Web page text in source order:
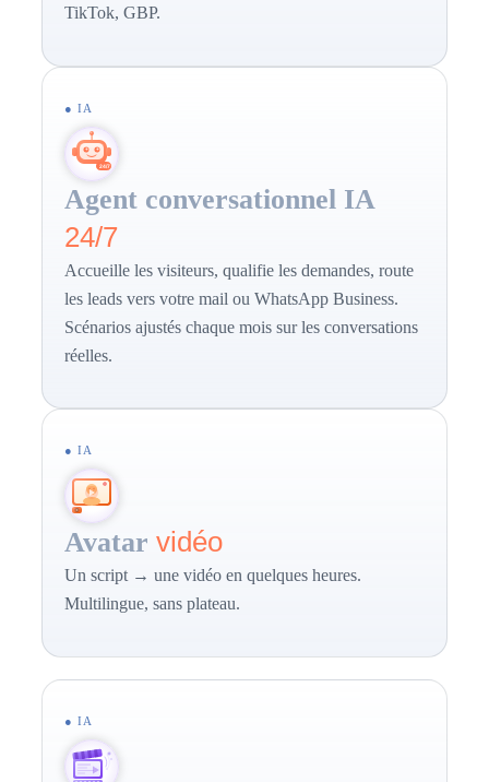
TikTok, GBP.
● IA
Agent conversationnel IA
24/7
Accueille les visiteurs, qualifie les demandes, route
les leads vers votre mail ou WhatsApp Business.
Scénarios ajustés chaque mois sur les conversations
réelles.
● IA
Avatar vidéo
Un script → une vidéo en quelques heures.
Multilingue, sans plateau.
● IA